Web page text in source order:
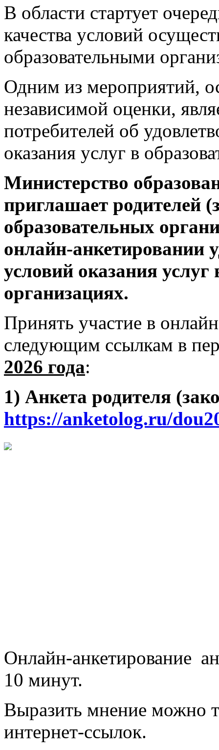
В области стартует
качества условий
образовательными
Одним из мероприятий,
независимой оценки,
потребителей об
оказания услуг в
Министерство
приглашает родителей
образовательных
онлайн-анкетировании
условий оказания
организациях.
Принять участие в
следующим ссылкам в
2026 года:
1) Анкета родителя
https://anketolog.ru/
Онлайн-анкетирование
10 минут.
Выразить мнение можно
интернет-ссылок.